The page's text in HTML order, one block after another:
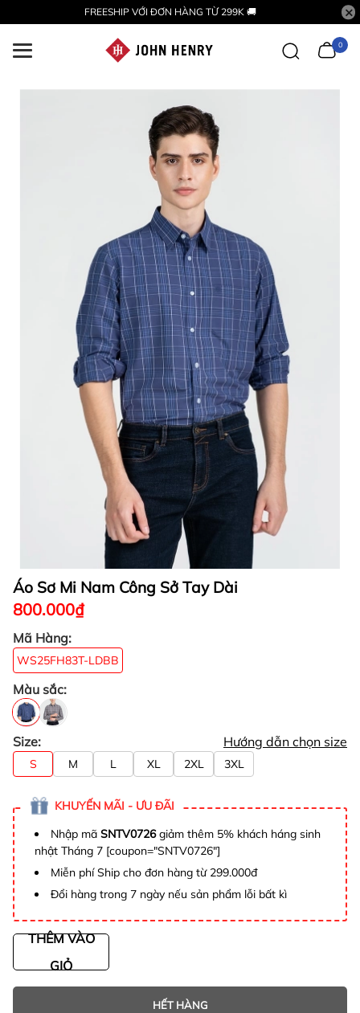
FREESHIP VỚI ĐƠN HÀNG TỪ 299K 🚚
0
Áo Sơ Mi Nam Công Sở Tay Dài
800.000₫
Mã Hàng:
WS25FH83T-LDBB
Màu sắc:
Size: Hướng dẫn chọn size
S M L XL 2XL 3XL
KHUYẾN MÃI - ƯU ĐÃI
Nhập mã SNTV0726giảm thêm 5% khách háng sinh
nhật Tháng 7 [coupon="SNTV0726"]
Miễn phí Ship cho đơn hàng từ 299.000đ
Đổi hàng trong 7 ngày nếu sản phẩm lỗi bất kì
THÊM VÀO
GIỎ
HẾT HÀNG